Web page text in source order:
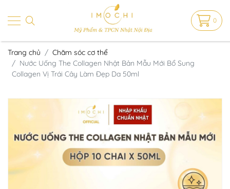
0
Trang chủ
Chăm sóc cơ thể
Nước Uống The Collagen Nhật Bản Mẫu Mới Bổ Sung
Collagen Vị Trái Cây Làm Đẹp Da 50ml